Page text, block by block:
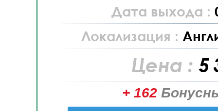
Дата выхода :
Локализация :
Цена : 5
+ 162